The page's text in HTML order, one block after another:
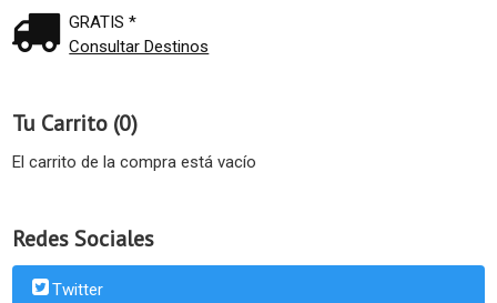
GRATIS *
Consultar Destinos
Tu Carrito (0)
El carrito de la compra está vacío
Redes Sociales
Twitter